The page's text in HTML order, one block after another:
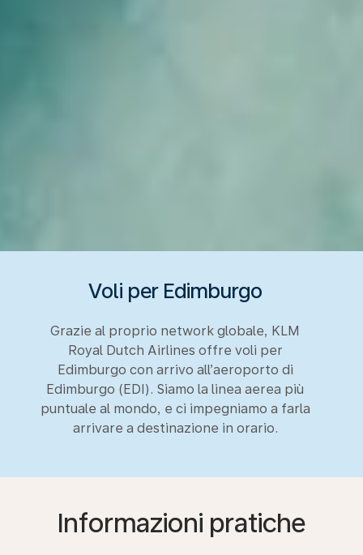
Voli per Edimburgo
Grazie al proprio network globale, KLM
Royal Dutch Airlines offre voli per
Edimburgo con arrivo all’aeroporto di
Edimburgo (EDI). Siamo la linea aerea più
puntuale al mondo, e ci impegniamo a farla
arrivare a destinazione in orario.
Informazioni pratiche